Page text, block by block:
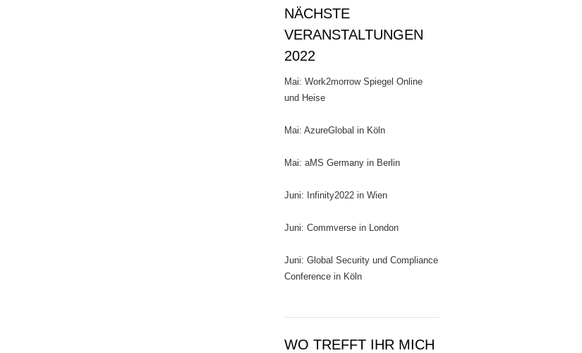
NÄCHSTE
VERANSTALTUNGEN
2022
Mai: Work2morrow Spiegel Online
und Heise
Mai: AzureGlobal in Köln
Mai: aMS Germany in Berlin
Juni: Infinity2022 in Wien
Juni: Commverse in London
Juni: Global Security und Compliance
Conference in Köln
WO TREFFT IHR MICH